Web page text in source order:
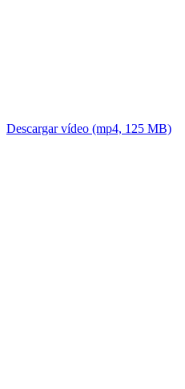
Descargar vídeo (mp4, 125 MB)